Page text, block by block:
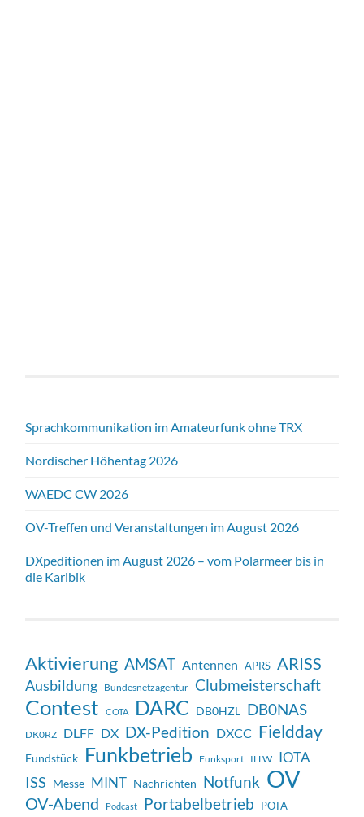
Sprachkommunikation im Amateurfunk ohne TRX
Nordischer Höhentag 2026
WAEDC CW 2026
OV-Treffen und Veranstaltungen im August 2026
DXpeditionen im August 2026 – vom Polarmeer bis in
die Karibik
Aktivierung AMSAT Antennen APRS ARISS
Ausbildung Bundesnetzagentur Clubmeisterschaft
Contest COTA DARC DB0HZL DB0NAS
DK0RZ DLFF DX DX-Pedition DXCC Fieldday
Fundstück Funkbetrieb Funksport ILLW IOTA
ISS Messe MINT Nachrichten Notfunk OV
OV-Abend Podcast Portabelbetrieb POTA